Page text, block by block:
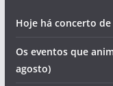
Hoje há concerto
Os eventos que
agosto)